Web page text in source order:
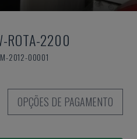
ROTA-2200
2012-00001
OPÇÕES DE PAGAMENTO